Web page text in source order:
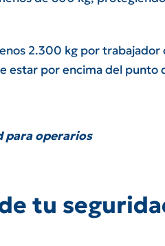
2.300 kg por
por encima del punto
para operarios
tu